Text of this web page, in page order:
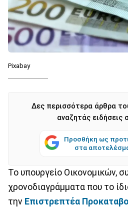
Pixabay
Δες περισσότερα άρθρα
αναζητάς ειδήσεις
Προσθήκη ως
στα
Το υπουργείο Οικονομικών,
χρονοδιαγράμματα που το
την Επιστρεπτέα